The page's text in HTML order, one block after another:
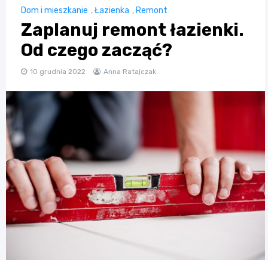
Dom i mieszkanie ,Łazienka , Remont
Zaplanuj remont łazienki.
Od czego zacząć?
10 grudnia 2022 Anna Ratajczak